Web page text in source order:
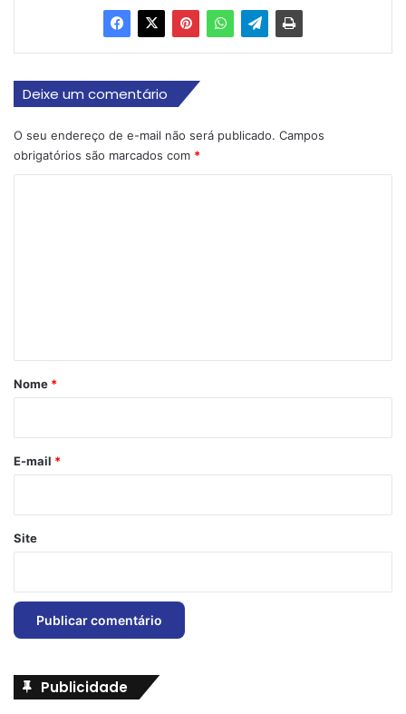
Deixe um comentário
O seu endereço de e-mail não será publicado. Campos
obrigatórios são marcados com *
r
*
Nome *
E-mail *
Site
Publicidade